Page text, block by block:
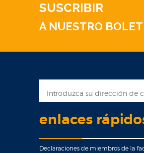
SUSCRIBIR
A NUESTRO
enlaces
Declaraciones de miembros de la